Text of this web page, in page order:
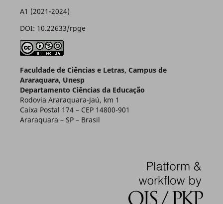
A1 (2021-2024)
DOI: 10.22633/rpge
Faculdade de Ciências e Letras, Campus de
Araraquara, Unesp
Departamento Ciências da Educação
Rodovia Araraquara-Jaú, km 1
Caixa Postal 174 – CEP 14800-901
Araraquara – SP – Brasil